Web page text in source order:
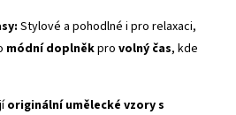
Stylové a pohodlné i pro relaxaci,
módní doplněkpro volný čas, kde
originální umělecké vzory s